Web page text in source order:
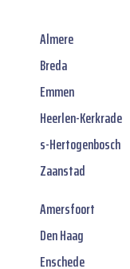
Almere
Breda
Emmen
Heerlen-Kerkrade
s-Hertogenbosch
Zaanstad
Amersfoort
Den Haag
Enschede